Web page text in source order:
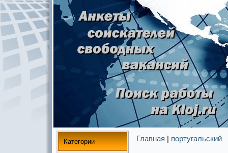
Категории Главная | португальский